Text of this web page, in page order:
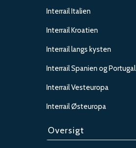
Interrail Italien
Interrail Kroatien
Interrail langs kysten
Interrail Spanien og Portugal
Interrail Vesteuropa
Interrail Østeuropa
Oversigt